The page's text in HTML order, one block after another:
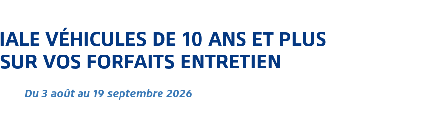
VÉHICULES DE 10 ANS ET PLUS
VOS FORFAITS ENTRETIEN
Du 3 août au 19 septembre 2026